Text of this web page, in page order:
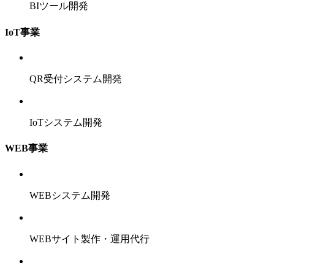
BIツール開発
IoT事業
QR受付システム開発
IoTシステム開発
WEB事業
WEBシステム開発
WEBサイト製作・運用代行